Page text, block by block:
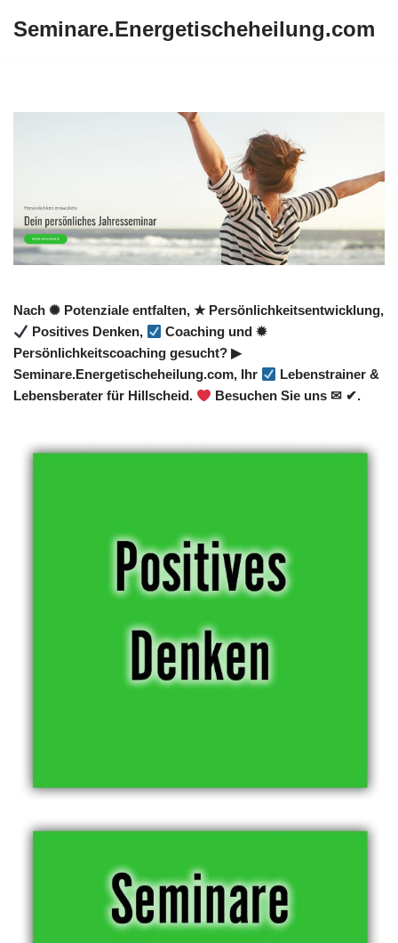
Seminare.Energetischeheilung.com
Nach ✺ Potenziale entfalten, ★ Persönlichkeitsentwicklung,
Positives Denken,
Coaching und ✹
Persönlichkeitscoaching gesucht? ▶︎
Seminare.Energetischeheilung.com, Ihr
Lebenstrainer &
Lebensberater für Hillscheid.
Besuchen Sie uns ✉ ✔.